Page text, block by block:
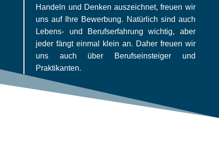
Handeln und Denken auszeichnet, freuen wir
uns auf Ihre Bewerbung. Natürlich sind auch
Lebens- und Berufserfahrung wichtig, aber
jeder fängt einmal klein an. Daher freuen wir
uns auch über Berufseinsteiger und
Praktikanten.